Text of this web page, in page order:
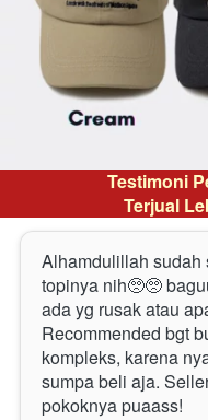
Testimoni
Terjual
Alhamdulillah sudah
topinya nih🥺🥺
ada yg rusak atau
Recommended bgt
kompleks, karena
sumpa beli aja.
pokoknya puaass!